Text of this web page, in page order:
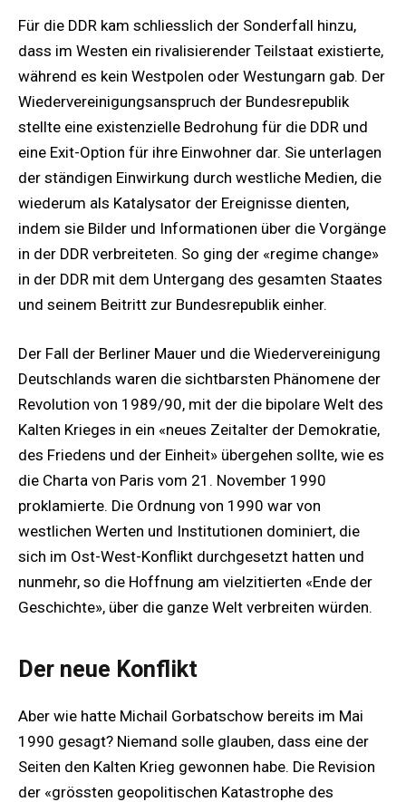
Für die DDR kam schliesslich der Sonderfall hinzu,
dass im Westen ein rivalisierender Teilstaat existierte,
während es kein Westpolen oder Westungarn gab. Der
Wiedervereinigungsanspruch der Bundesrepublik
stellte eine existenzielle Bedrohung für die DDR und
eine Exit-Option für ihre Einwohner dar. Sie unterlagen
der ständigen Einwirkung durch westliche Medien, die
wiederum als Katalysator der Ereignisse dienten,
indem sie Bilder und Informationen über die Vorgänge
in der DDR verbreiteten. So ging der «regime change»
in der DDR mit dem Untergang des gesamten Staates
und seinem Beitritt zur Bundesrepublik einher.
Der Fall der Berliner Mauer und die Wiedervereinigung
Deutschlands waren die sichtbarsten Phänomene der
Revolution von 1989/90, mit der die bipolare Welt des
Kalten Krieges in ein «neues Zeitalter der Demokratie,
des Friedens und der Einheit» übergehen sollte, wie es
die Charta von Paris vom 21. November 1990
proklamierte. Die Ordnung von 1990 war von
westlichen Werten und Institutionen dominiert, die
sich im Ost-West-Konflikt durchgesetzt hatten und
nunmehr, so die Hoffnung am vielzitierten «Ende der
Geschichte», über die ganze Welt verbreiten würden.
Der neue Konflikt
Aber wie hatte Michail Gorbatschow bereits im Mai
1990 gesagt? Niemand solle glauben, dass eine der
Seiten den Kalten Krieg gewonnen habe. Die Revision
der «grössten geopolitischen Katastrophe des